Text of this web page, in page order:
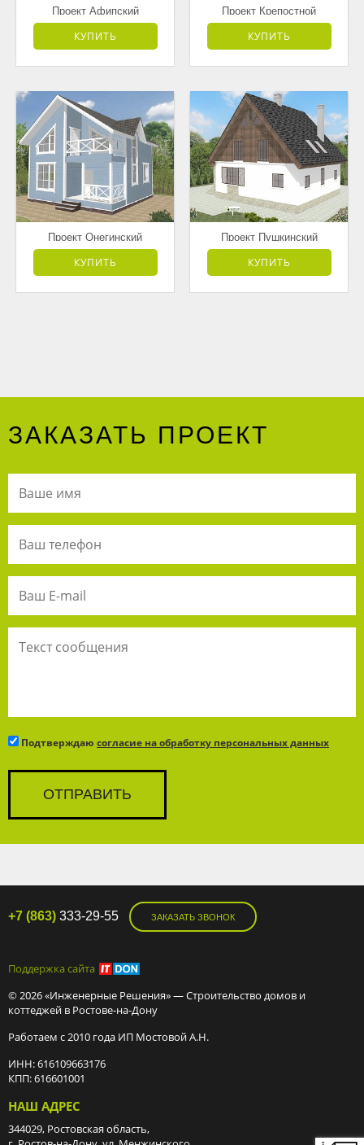
Проект Афипский
от 3 181 500 руб.
КУПИТЬ
Проект Крепостной
от 7 595 000 руб.
КУПИТЬ
Проект Онегинский
от 3 178 000 руб.
КУПИТЬ
Проект Пушкинский
от 4 168 500 руб.
КУПИТЬ
ЗАКАЗАТЬ ПРОЕКТ
Подтверждаю согласие на обработку персональных данных
+7 (863) 333-29-55 ЗАКАЗАТЬ ЗВОНОК
Поддержка сайта
© 2026 «Инженерные Решения» — Строительство домов и
коттеджей в Ростове-на-Дону
Работаем с 2010 года ИП Мостовой А.Н.
ИНН: 616109663176
КПП: 616601001
НАШ АДРЕС
344029, Ростовская область,